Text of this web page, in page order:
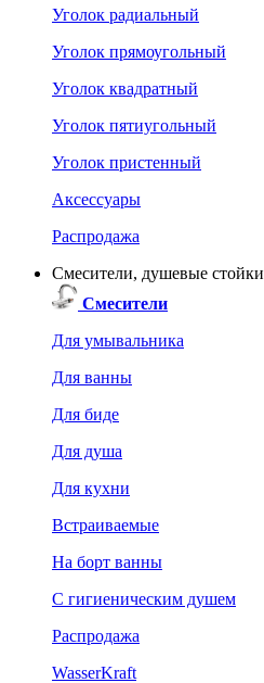
Уголок радиальный
Уголок прямоугольный
Уголок квадратный
Уголок пятиугольный
Уголок пристенный
Аксессуары
Распродажа
Смесители, душевые стойки
Смесители
Для умывальника
Для ванны
Для биде
Для душа
Для кухни
Встраиваемые
На борт ванны
C гигиеническим душем
Распродажа
WasserKraft